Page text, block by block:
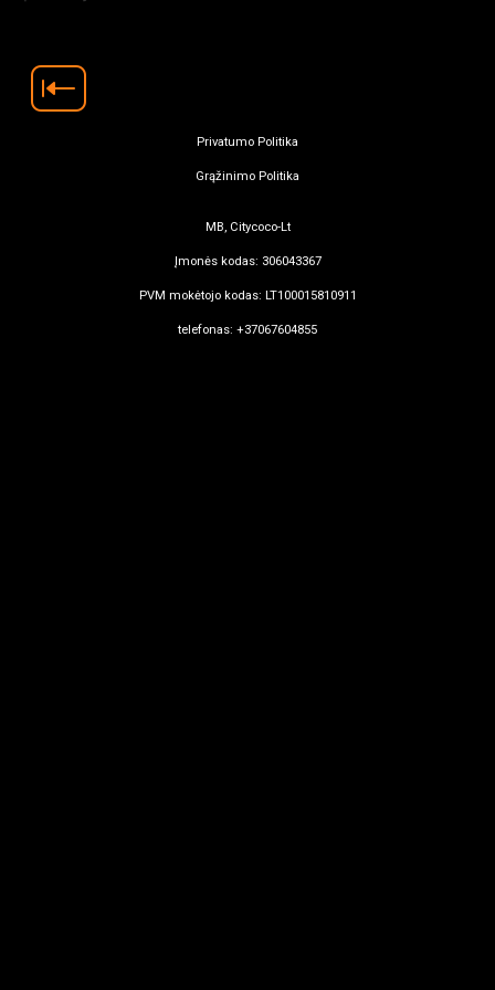
Privatumo Politika
Grąžinimo Politika
MB, Citycoco-Lt
Įmonės kodas: 306043367
PVM mokėtojo kodas: LT100015810911
telefonas: +37067604855